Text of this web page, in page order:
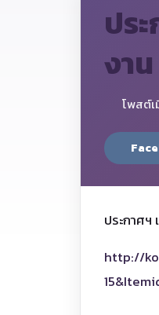
ปร
งา
โพสต์เ
ประกาศ
http://